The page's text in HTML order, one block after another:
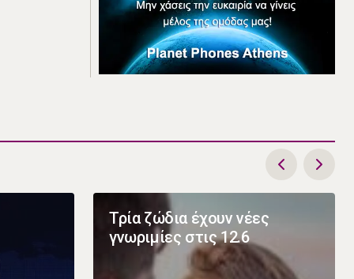
Τρία ζώδια έχουν νέες
γνωριμίες στις 12.6